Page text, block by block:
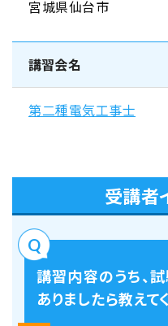
宮城県仙台市
講習会名
第二種電気工事士
受講者
講習内容のうち、
ありましたら教えて